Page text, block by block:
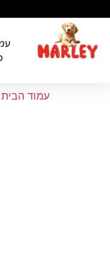
עמוד הבית